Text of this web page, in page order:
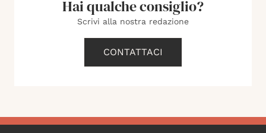
Hai qualche consiglio?
Scrivi alla nostra redazione
CONTATTACI